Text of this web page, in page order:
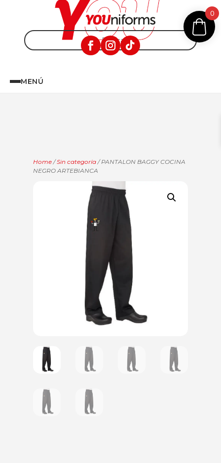
MENÚ
Home /Sin categoría / PANTALON BAGGY COCINA
NEGRO ARTEBIANCA
0